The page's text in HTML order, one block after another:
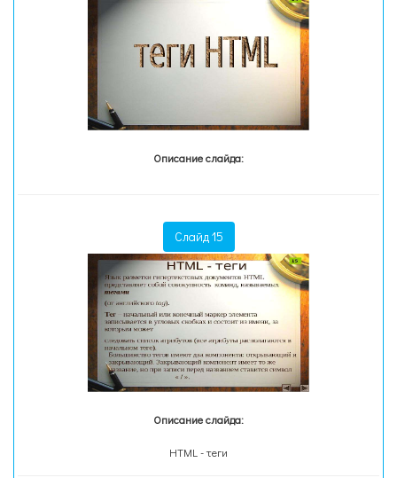
Описание слайда:
Слайд 15
Описание слайда:
HTML - теги